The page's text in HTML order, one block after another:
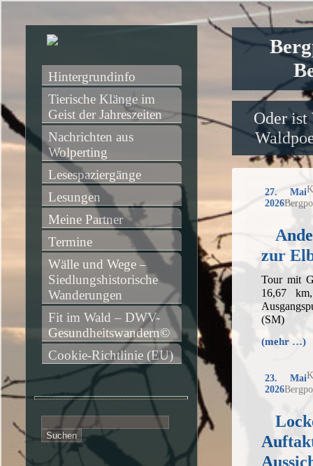
Oder ist
27. Mai
2026
zur
Tour mit
16,67
(SM)
(mehr …)
23. Mai
2026
Hintergrundinfo
Tierische Klänge im
Geist der Jahreszeiten
Nachrichten aus
Wolperting
Lesespaziergänge
Lesungen
Meine Partner
Termine
Wälle und Wege –
Siedlungshistorische
Wanderungen
Fit im Wald – DWV-
Gesundheitswandern©
Cookie-Richtlinie (EU)
nach: